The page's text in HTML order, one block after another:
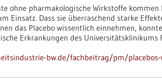
ohne pharmakologische Wirkstoffe
Einsatz. Dass sie überraschend starke
das Placebo wissentlich einnehmen,
Erkrankungen des Universitätsklinikums
bw.de/fachbeitrag/pm/placebos-